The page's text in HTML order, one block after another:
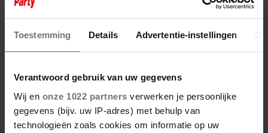
Toestemming Details Advertentie-instellingen
Verantwoord gebruik van uw gegevens
Wij en onze 1022 partners verwerken je persoonlijke
gegevens (bijv. uw IP-adres) met behulp van
technologieën zoals cookies om informatie op uw
28 juni 2025